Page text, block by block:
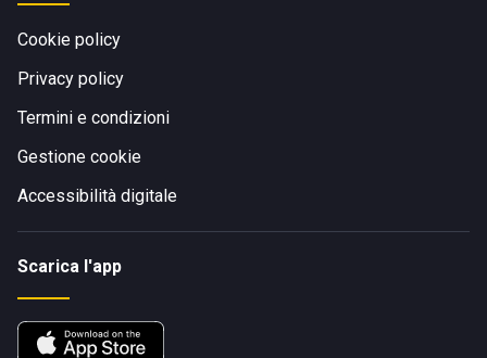
Cookie policy
Privacy policy
Termini e condizioni
Gestione cookie
Accessibilità digitale
Scarica l'app